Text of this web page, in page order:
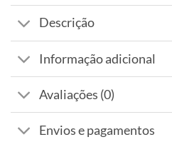
Descrição
Informação adicional
Avaliações (0)
Envios e pagamentos